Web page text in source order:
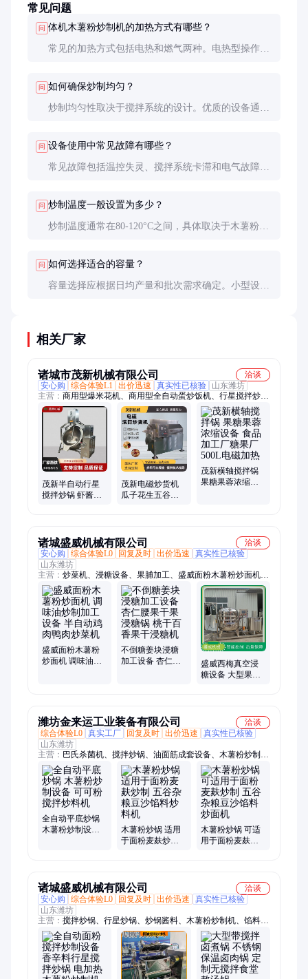
常见问题
问 体机木薯粉炒制机的加热方式有哪些？
常见的加热方式包括电热和燃气两种。电热型操作简
问 如何确保炒制均匀？
炒制均匀性取决于搅拌系统的设计。优质的设备通常
问 设备使用中常见故障有哪些？
常见故障包括温控失灵、搅拌系统卡滞和电气故障
坏。
问 炒制温度一般设置为多少？
炒制温度通常在80-120°C之间，具体取决于木薯粉的
问 如何选择适合的容量？
容量选择应根据日均产量和批次需求确定。小型设备
相关厂家
诸城市茂新机械有限公司
洽谈
安心购
综合体验L1 出价迅速 真实性已核验
山东潍坊
主营： 商用型爆米花机、商用型全自动蛋炒饭机、行星搅拌炒
锅、炒制机、蜂窝式连续卤煮锅、夹层锅、横轴搅拌炒锅、焯水
锅、小料车、半自动行星搅拌炒锅、压力蒸煮锅、卤煮锅、巴氏
杀菌流水线、多抓行星搅拌炒锅
茂新半自动行星
搅拌炒锅 虾酱果
茂新电磁炒货机
瓜子花生五谷杂
茂新横轴搅拌锅
果糖果蓉浓缩设
诸城盛威机械有限公司
洽谈
安心购
综合体验L0 回复及时 出价迅速
真实性已核验
山东潍坊
主营： 炒菜机、浸糖设备、果脯加工、盛威面粉木薯粉炒面机、
蜜饯加工、爆米花加工、酱料炒制、底料炒制、预制菜炒制、骨
汤熬煮、肉类卤煮、底料加工、酱料加工、豆类蒸煮、蒸煮设
备、奶食品加工、奶皮子加工、奶豆腐加工、多爪炒锅、大容
量、刮边刮底、行星搅拌、高粘度物料炒制
盛威面粉木薯粉
炒面机 调味油炒
不倒糖姜块浸糖
加工设备 杏仁腰
盛威西梅真空浸
糖设备 大型果干
潍坊金来运工业装备有限公司
洽谈
综合体验L0 真实工厂 回复及时 出价迅速
真实性已核验
山东潍坊
主营： 巴氏杀菌机、搅拌炒锅、油面筋成套设备、木薯粉炒制设
备、毛辊清洗去皮机、气泡清洗机、净菜加工设备、涡流清洗
机、预制菜加工设备、清洗风干流水线
全自动平底炒锅
木薯粉炒制设备
木薯粉炒锅 适用
于面粉麦麸炒制
木薯粉炒锅 可适
用于面粉麦麸炒
诸城盛威机械有限公司
洽谈
安心购
综合体验L0 回复及时 出价迅速
真实性已核验
山东潍坊
主营： 搅拌炒锅、行星炒锅、炒锅酱料、木薯粉炒制机、馅料搅
拌机、蜜饯果脯设备机器